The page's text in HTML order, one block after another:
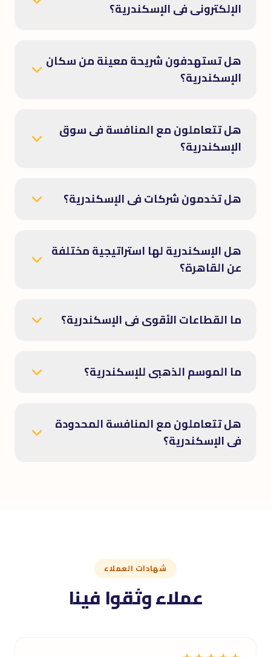
الإلكترونى فى الإسكندرية؟
هل تستهدفون شريحة معينة من سكان
الإسكندرية؟
هل تتعاملون مع المنافسة فى سوق
الإسكندرية؟
هل تخدمون شركات فى الإسكندرية؟
هل الإسكندرية لها استراتيجية مختلفة
عن القاهرة؟
ما القطاعات الأقوى فى الإسكندرية؟
ما الموسم الذهبى للإسكندرية؟
هل تتعاملون مع المنافسة المحدودة
فى الإسكندرية؟
شهادات العملاء
عملاء وثقوا فينا